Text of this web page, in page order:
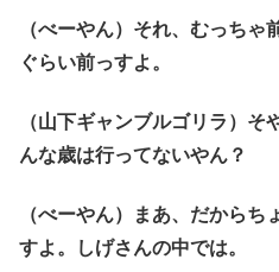
（べーやん）それ、むっち
ぐらい前っすよ。
（山下ギャンブルゴリラ）
んな歳は行ってないやん？
（べーやん）まあ、だから
すよ。しげさんの中では。